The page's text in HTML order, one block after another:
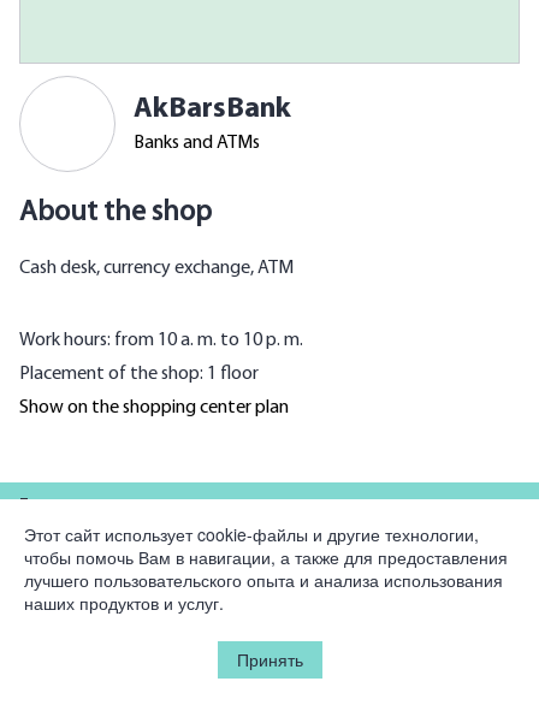
AkBarsBank
Banks and ATMs
About the shop
Cash desk, currency exchange, ATM
Work hours: from 10 a. m. to 10 p. m.
Placement of the shop: 1 floor
Show on the shopping center plan
Company
Legal information
Этот сайт использует cookie-файлы и другие технологии,
чтобы помочь Вам в навигации, а также для предоставления
лучшего пользовательского опыта и анализа использования
наших продуктов и услуг.
Принять